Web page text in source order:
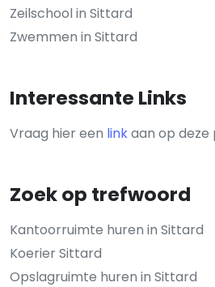
Zeilschool in Sittard
Zwemmen in Sittard
Interessante Links
Vraag hier een linkaan op deze
Zoek op trefwoord
Kantoorruimte huren in Sittard
Koerier Sittard
Opslagruimte huren in Sittard